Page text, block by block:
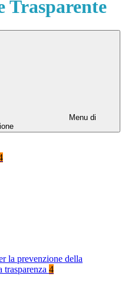
Trasparente
Menu di
la prevenzione della
trasparenza 4